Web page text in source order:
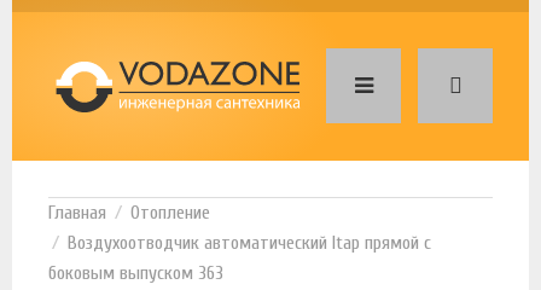
Отопление
Воздухоотводчик автоматический Itap прямой с
боковым выпуском 363